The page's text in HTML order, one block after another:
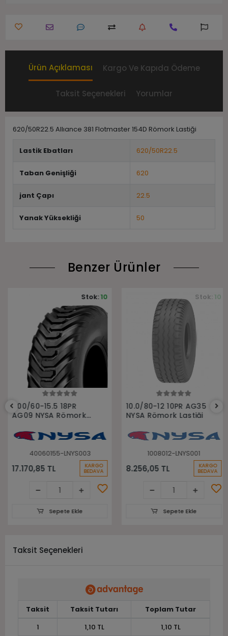
Ürün Açıklaması Kargo Ve Kapıda Ödeme
Taksit Seçenekleri Yorumlar
620/50R22.5 Allıance 381 Flotmaster 154D Römork Lastiği
Lastik Ebatları 620/50R22.5
Taban Genişliği 620
jant Çapı 22.5
Yanak Yüksekliği 50
Benzer Ürünler
400/60-15.5 18PR
AG09 NYSA Römork
40060155-LNYS003
17.170,85 TL KARGO
BEDAVA
Stok:10
Sepete Ekle
10.0/80-12 10PR AG35
NYSA Römork Lastiği
1008012-LNYS001
8.256,05 TL KARGO
BEDAVA
Stok:10
Sepete Ekle
Taksit Seçenekleri
Taksit Taksit Tutarı
Toplam Tutar
1
1,10 TL 1,10 TL